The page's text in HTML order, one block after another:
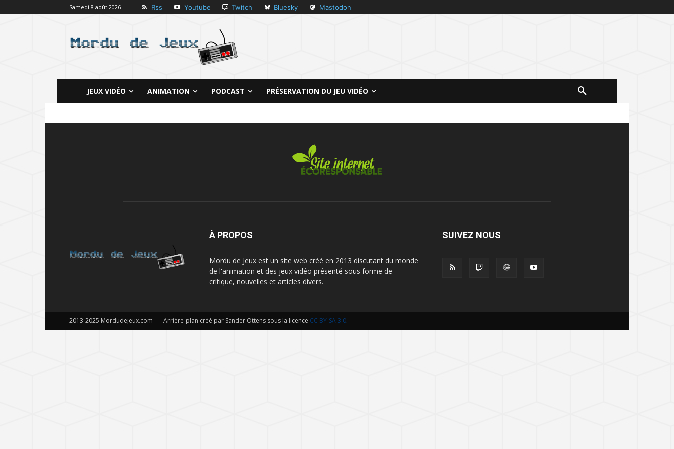
Samedi 8 août 2026 Rss Youtube Twitch Bluesky Mastodon
JEUX VIDÉO ANIMATION PODCAST PRÉSERVATION DU JEU VIDÉO
À PROPOS
Mordu de Jeux est un site web créé en 2013 discutant du monde
de l'animation et des jeux vidéo présenté sous forme de
critique, nouvelles et articles divers.
SUIVEZ NOUS
2013-2025 Mordudejeux.com Arrière-plan créé par Sander Ottens sous la licence CC BY-SA 3.0.